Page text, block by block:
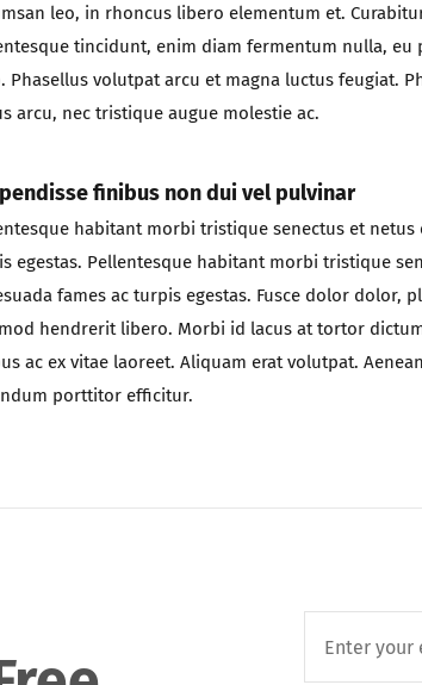
leo, in rhoncus libero elementum et.
tincidunt, enim diam fermentum nulla, eu
Phasellus volutpat arcu et magna luctus feugiat.
arcu, nec tristique augue molestie ac.
finibus non dui vel pulvinar
habitant morbi tristique senectus et netus
egestas. Pellentesque habitant morbi tristique
fames ac turpis egestas. Fusce dolor dolor,
hendrerit libero. Morbi id lacus at tortor
ac ex vitae laoreet. Aliquam erat volutpat.
porttitor efficitur.